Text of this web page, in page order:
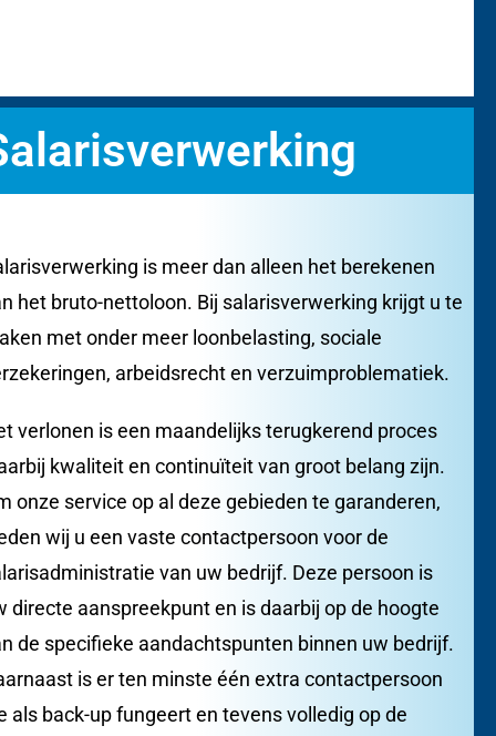
is meer dan alleen het berekenen
het bruto-nettoloon. Bij salarisverwerking krijgt u te
met onder meer loonbelasting, sociale
arbeidsrecht en verzuimproblematiek.
verlonen is een maandelijks terugkerend proces
kwaliteit en continuïteit van groot belang zijn.
onze service op al deze gebieden te garanderen,
wij u een vaste contactpersoon voor de
van uw bedrijf. Deze persoon is
directe aanspreekpunt en is daarbij op de hoogte
de specifieke aandachtspunten binnen uw bedrijf.
is er ten minste één extra contactpersoon
als back-up fungeert en tevens volledig op de